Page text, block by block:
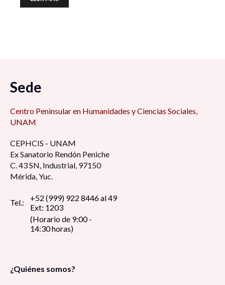
Sede
Centro Peninsular en Humanidades y Ciencias Sociales,
UNAM
CEPHCIS - UNAM
Ex Sanatorio Rendón Peniche
C. 43 SN, Industrial, 97150
Mérida, Yuc.
Tel.:
+52 (999) 922 8446 al 49
Ext: 1203
(Horario de 9:00 -
14:30 horas)
¿Quiénes somos?